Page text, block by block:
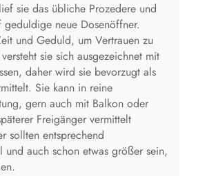
sie das übliche Prozedere und
geduldige neue Dosenöffner.
und Geduld, um Vertrauen zu
sie sich ausgezeichnet mit
daher wird sie bevorzugt als
Sie kann in reine
gern auch mit Balkon oder
Freigänger vermittelt
sollten entsprechend
und auch schon etwas größer sein,